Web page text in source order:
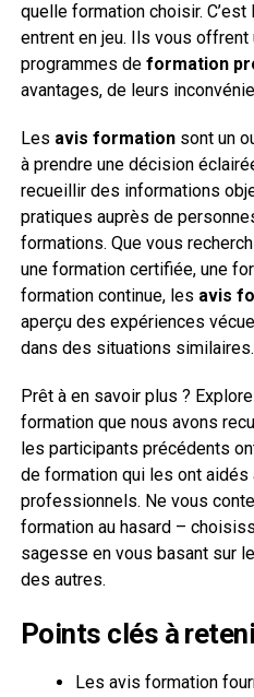
quelle formation choisir. C’est
entrent en jeu. Ils vous
programmes de formation
avantages, de leurs
Les avis formationsont un
à prendre une décision
recueillir des informations
pratiques auprès de
formations. Que vous
une formation certifiée, une
formation continue, les avis
aperçu des expériences
dans des situations similaires.
Prêt à en savoir plus ?
formation que nous avons
les participants précédents
de formation qui les ont
professionnels. Ne vous
formation au hasard –
sagesse en vous basant sur
des autres.
Points clés à
Les avis formation